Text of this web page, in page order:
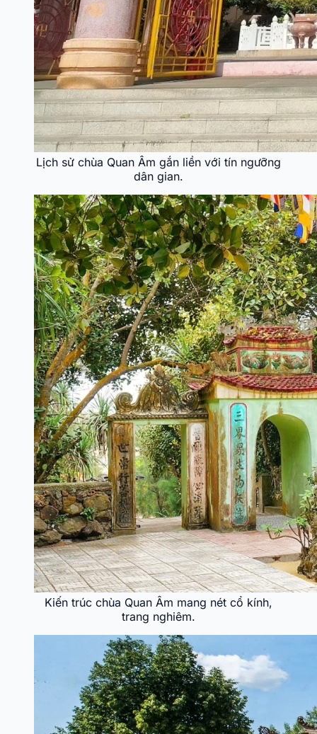
Lịch sử chùa Quan Âm gắn liền với tín ngưỡng
dân gian.
Kiến trúc chùa Quan Âm mang nét cổ kính,
trang nghiêm.